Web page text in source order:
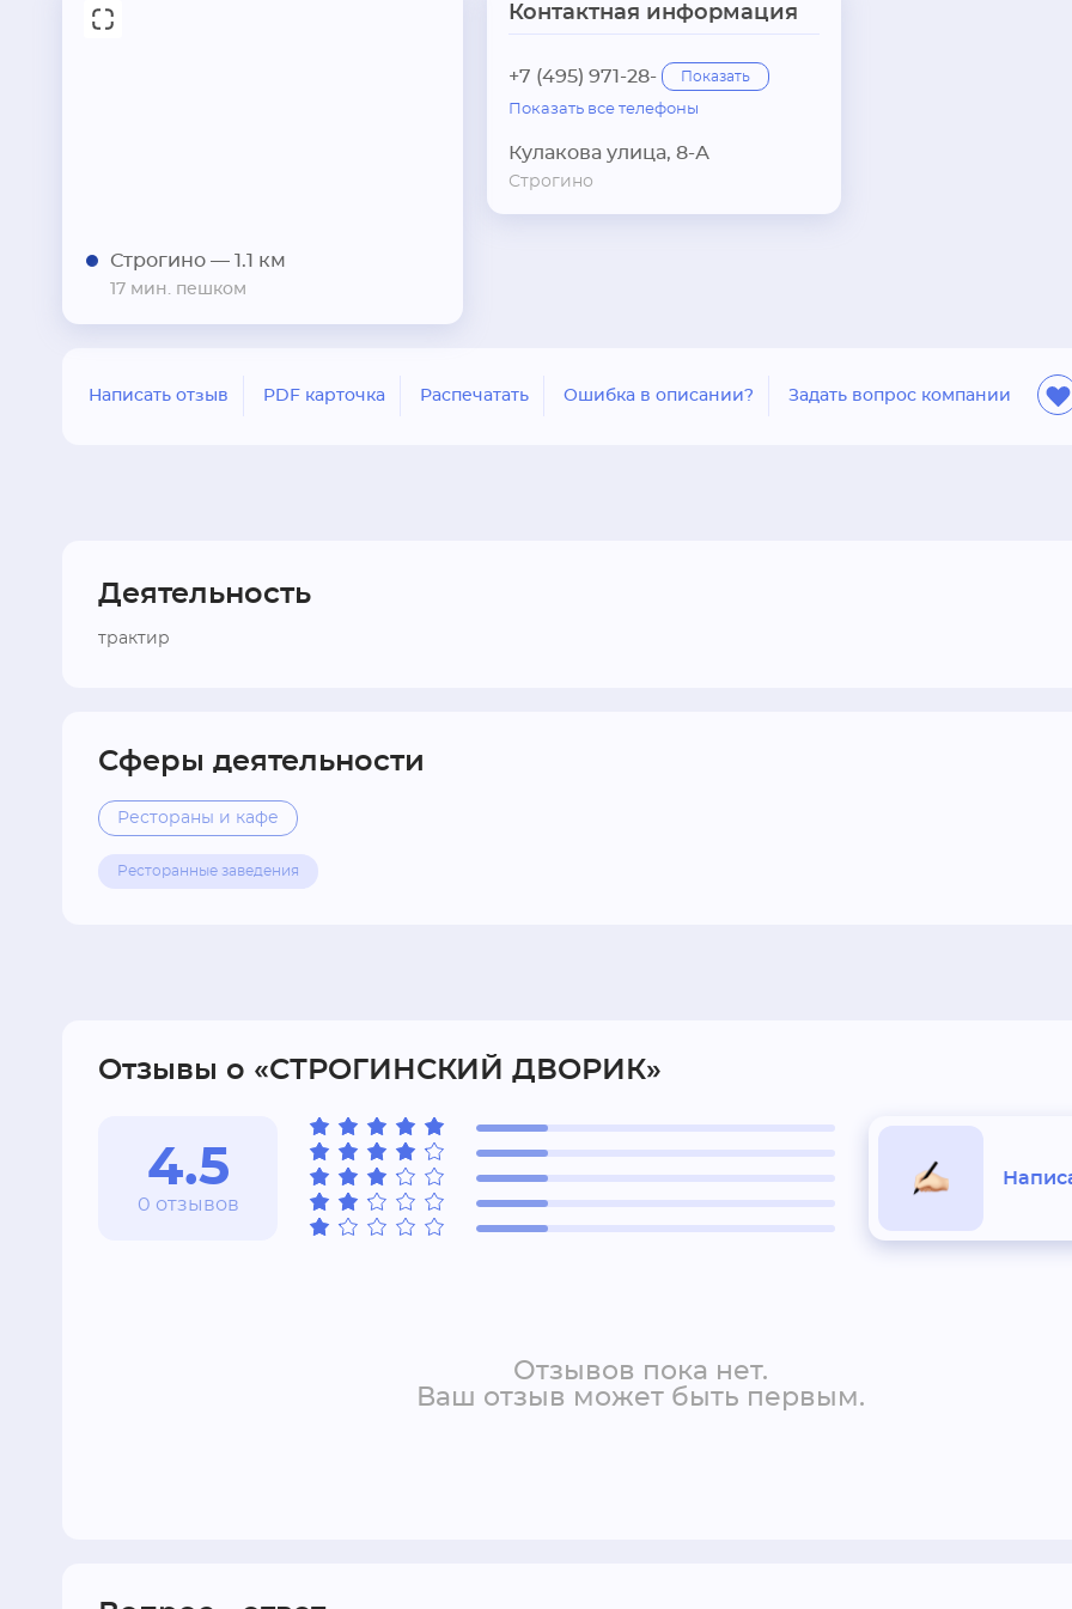
Строгино — 1.1 км
17 мин. пешком
Контактная информация
+7 (495) 971-28- Показать
Показать все телефоны
Кулакова улица, 8-А
Строгино
Написать отзыв PDF карточка Распечатать Ошибка в описании? Задать вопрос компании
Деятельность
трактир
Сферы деятельности
Рестораны и кафе
Ресторанные заведения
Отзывы о «СТРОГИНСКИЙ ДВОРИК»
4.5
0 отзывов
Отзывов пока нет.
Ваш отзыв может быть первым.